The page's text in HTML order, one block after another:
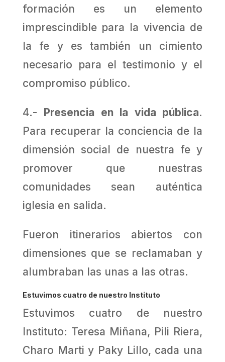
formación es un elemento
imprescindible para la vivencia de
la fe y es también un cimiento
necesario para el testimonio y el
compromiso público.
4.- Presencia en la vida pública.
Para recuperar la conciencia de la
dimensión social de nuestra fe y
promover que nuestras
comunidades sean auténtica
iglesia en salida.
Fueron itinerarios abiertos con
dimensiones que se reclamaban y
alumbraban las unas a las otras.
Estuvimos cuatro de nuestro Instituto
Estuvimos cuatro de nuestro
Instituto: Teresa Miñana, Pili Riera,
Charo Marti y Paky Lillo, cada una